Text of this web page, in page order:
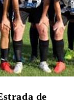
de